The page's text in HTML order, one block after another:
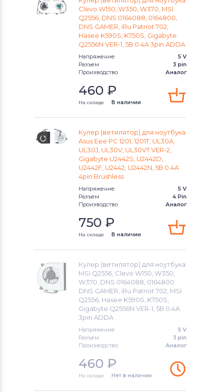
Вентиляторы (кулеры)Gigabyte
Вентиляторы (кулеры)Клавиатуры
Вентиляторы (кулеры)
Вентиляторы (кулеры)
Вентиляторы (кулеры)
Аккумуляторы для радиостанций
Вентиляторы (кулеры)Benq
Вентиляторы (кулеры)Vizio
Вентиляторы (кулеры)Thunderobot
Вентиляторы (кулеры)
Вентиляторы (кулеры)
Вентиляторы (кулеры)HP
Вентиляторы (кулеры) MSI
Вентиляторы (кулеры)Compaq
Вентиляторы (кулеры)
Вентиляторы (кулеры)Dell
Clevo W150, W350, W370, MSI
Q2556, DNS 0164088, 0164800,
DNS GAMER, iRu Patriot 702,
Hasee K590S, K750S, Gigabyte
Q2556N VER-1, 5В 0.4A 3pin ADDA
Напряжение
5 V
Разъем
3 pin
Производство
Аналог
460 ₽
На складе В наличии
Кулер (ветилятор) для ноутбука
Asus Eee PC 1201, 1201T, UL30A,
UL30J, UL30V, UL30VT VER-2,
Gigabyte U2442S, U2442D,
U2442F, U2442, U2442N, 5В 0.4A
4pin Brushless
Напряжение
5 V
Разъем
4 Pin
Производство
Аналог
750 ₽
На складе В наличии
Кулер (ветилятор) для ноутбука
MSI Q2556, Clevo W150, W350,
W370, DNS 0164088, 0164800
DNS GAMER, iRu Patriot 702, MSI
Q2556, Hasee K590S, K750S,
Gigabyte Q2556N VER-1, 5В 0.4A
3pin ADDA
Напряжение
5 V
Разъем
3 pin
Производство
Аналог
460 ₽
На складе Нет в наличии